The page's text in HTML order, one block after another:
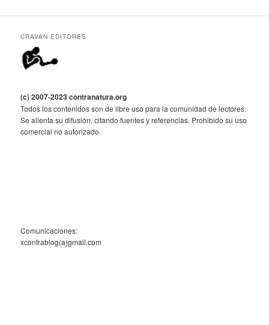
CRAVAN EDITORES
(c) 2007-2023 contranatura.org
Todos los contenidos son de libre uso para la comunidad de lectores.
Se alienta su difusión, citando fuentes y referencias. Prohibido su uso
comercial no autorizado.
Comunicaciones:
xcontrablog(a)gmail.com